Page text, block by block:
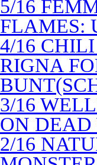
5/16
FLAMES:
4/16
RIGNA
3/16
ON DEAD
2/16